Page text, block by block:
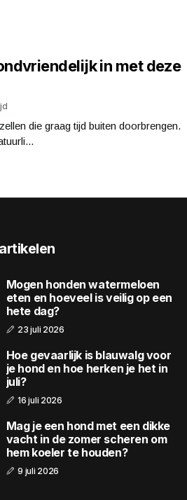
in met deze
die graag tijd buiten doorbrengen.
Mogen honden watermeloen
eten en hoeveel is veilig op een
hete dag?
23 juli 2026
Hoe gevaarlijk is blauwalg voor
je hond en hoe herken je het in
juli?
16 juli 2026
Mag je een hond met een dikke
vacht in de zomer scheren om
hem koeler te houden?
9 juli 2026